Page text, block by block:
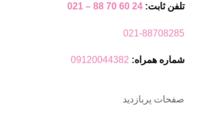
تلفن ثابت: 24 60 70 88 – 021
021-88708285
شماره همراه: 09120044382
صفحات پربازدید